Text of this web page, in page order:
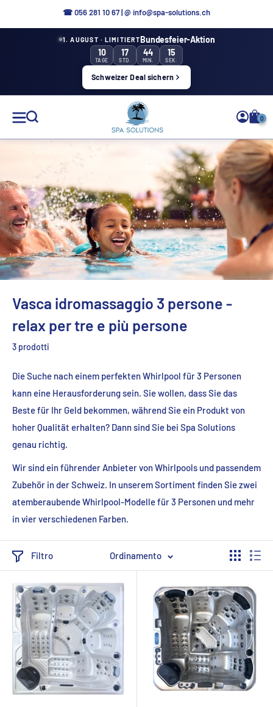
☎056 281 10 67|@ info@spa-solutions.ch
1. AUGUST · LIMITIERTBundesfeier-Aktion
10
TAGE
17
STD.
44
MIN.
15
SEK.
Schweizer Deal sichern
IT
Soluzioni
Spa
0
Vasca idromassaggio 3 persone -
relax per tre e più persone
3 prodotti
Die Suche nach einem perfekten Whirlpool für 3 Personen
kann eine Herausforderung sein. Sie wollen, dass Sie das
Beste für Ihr Geld bekommen, während Sie ein Produkt von
hoher Qualität erhalten? Dann sind Sie bei Spa Solutions
genau richtig.
Wir sind ein führender Anbieter von Whirlpools und passendem
Zubehör in der Schweiz. In unserem Sortiment finden Sie zwei
atemberaubende Whirlpool-Modelle für 3 Personen und mehr
in vier verschiedenen Farben.
Filtro Ordinamento